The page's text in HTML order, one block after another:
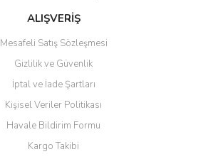
ALIŞVERİŞ
Mesafeli Satış Sözleşmesi
Gizlilik ve Güvenlik
İptal ve İade Şartları
Kişisel Veriler Politikası
Havale Bildirim Formu
Kargo Takibi